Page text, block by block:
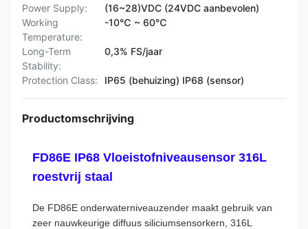
Power Supply:
(16~28)VDC (24VDC aanbevolen)
Working
Temperature:
-10℃ ~ 60℃
Long-Term
Stability:
0,3% FS/jaar
Protection Class: IP65 (behuizing) IP68 (sensor)
Productomschrijving
FD86E IP68 Vloeistofniveausensor 316L
roestvrij staal
De FD86E onderwaterniveauzender maakt gebruik van
zeer nauwkeurige diffuus siliciumsensorkern, 316L